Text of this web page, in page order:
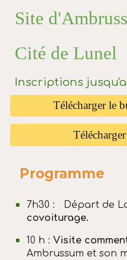
Site
Cité de Lunel
Inscriptions
Télécharger le
Programme
7h30 : Départ de
covoiturage.
10 h :Visite
Ambrussum et son